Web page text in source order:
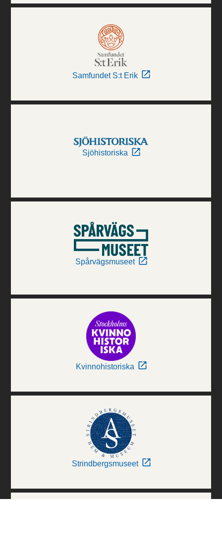
Samfundet S:t Erik
Sjöhistoriska
Spårvägsmuseet
Kvinnohistoriska
Strindbergsmuseet